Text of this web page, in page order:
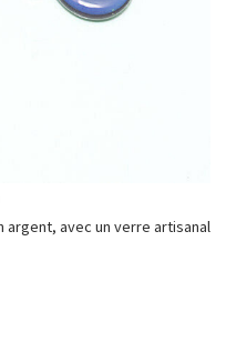
avec un verre artisanal